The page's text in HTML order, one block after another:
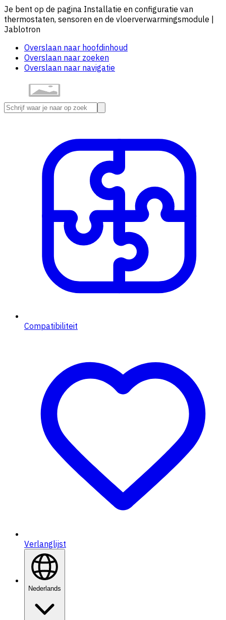
Je bent op de pagina Installatie en configuratie van
thermostaten, sensoren en de vloerverwarmingsmodule |
Jablotron
Overslaan naar hoofdinhoud
Overslaan naar zoeken
Overslaan naar navigatie
Compatibiliteit
Verlanglijst
Nederlands